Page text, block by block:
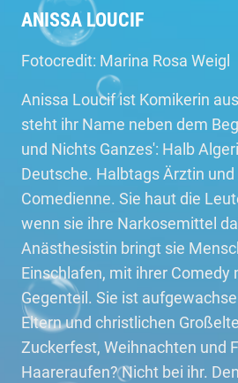
ANISSA LOUCIF
Fotocredit: Marina Rosa Weigl
Anissa Loucif ist Komikerin
steht ihr Name neben dem
und Nichts Ganzes': Halb
Deutsche. Halbtags Ärztin
Comedienne. Sie haut die
wenn sie ihre Narkosemittel
Anästhesistin bringt sie
Einschlafen, mit ihrer Comedy
Gegenteil. Sie ist
Eltern und christlichen
Zuckerfest, Weihnachten und
Haareraufen? Nicht bei ihr.